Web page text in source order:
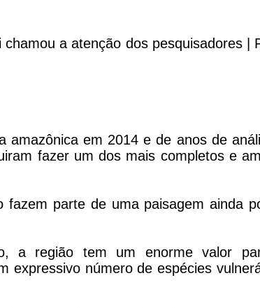
a atenção dos pesquisadores |
amazônica em 2014 e de anos de
fazer um dos mais completos e
parte de uma paisagem ainda
a região tem um enorme valor
expressivo número de espécies